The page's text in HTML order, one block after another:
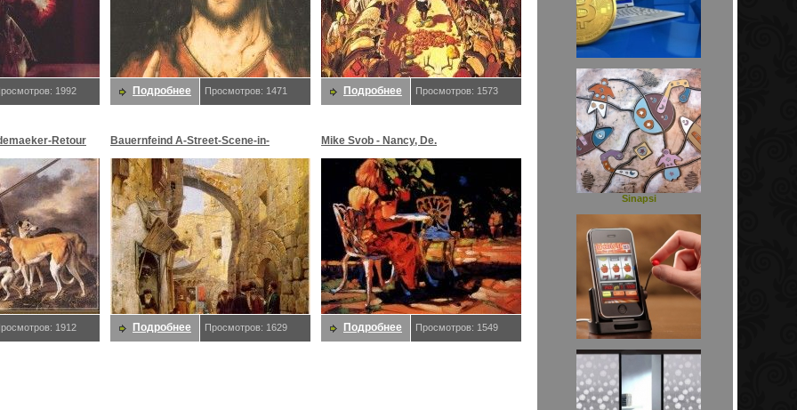
Sinapsi
1992 Подробнее Просмотров: 1471 Подробнее Просмотров: 1573
Retour
1912
Bauernfeind A-Street-Scene-in-
Jerusalem-sj. Bauernfeind,
Подробнее Просмотров: 1629
Mike Svob - Nancy, De.
Подробнее Просмотров: 1549